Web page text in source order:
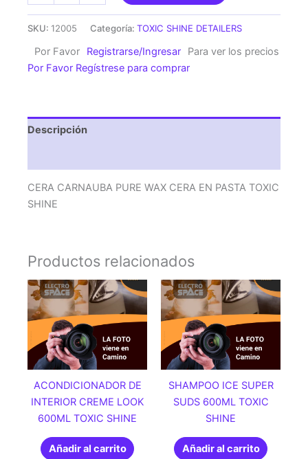
CARNAUBA
CERA
EN
SHINE
cantidad
SKU: 12005 Categoría: TOXIC SHINE DETAILERS
Por Favor Registrarse/Ingresar
Para ver los precios
Por Favor Regístrese para comprar
Descripción
CERA CARNAUBA PURE WAX CERA EN PASTA TOXIC
SHINE
Productos relacionados
ACONDICIONADOR DE
INTERIOR CREME LOOK
600ML TOXIC SHINE
Añadir al carrito
SHAMPOO ICE SUPER
SUDS 600ML TOXIC
SHINE
Añadir al carrito